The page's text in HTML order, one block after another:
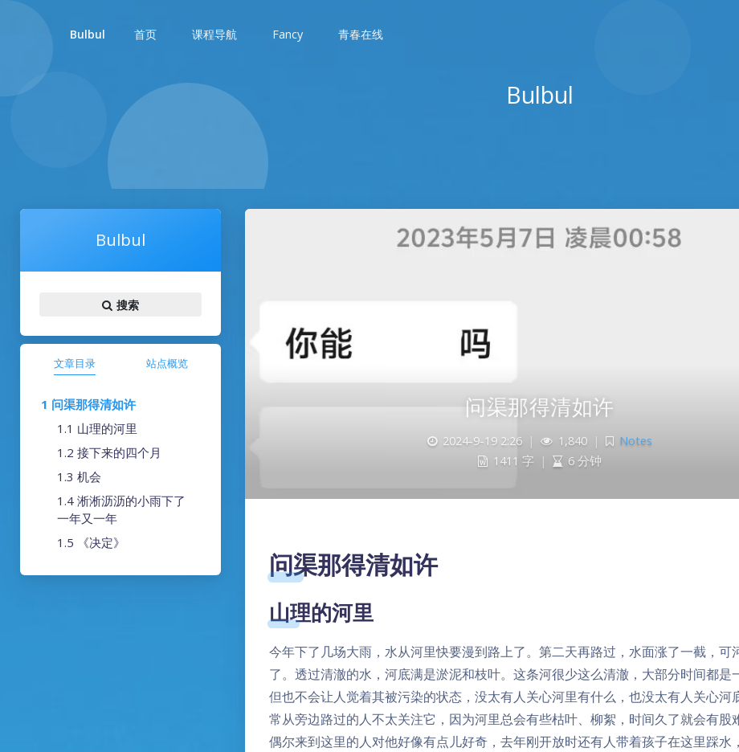
Bulbul 首页 课程导航 Fancy 青春在线
Bulbul
Bulbul
搜索
文章目录 站点概览
问渠那得清如许
山理的河里
接下来的四个月
机会
淅淅沥沥的小雨下了
一年又一年
《决定》
问渠那得清如许
2024-9-19 2:26 | 1,840 |
Notes
1411 字
| 6 分钟
问渠那得清如许
山理的河里
今年下了几场大雨，水从河里快要漫到路上了。第二天再路过，水面涨了一截，可
了。透过清澈的水，河底满是淤泥和枝叶。这条河很少这么清澈，大部分时间都是
但也不会让人觉着其被污染的状态，没太有人关心河里有什么，也没太有人关心河
常从旁边路过的人不太关注它，因为河里总会有些枯叶、柳絮，时间久了就会有股
偶尔来到这里的人对他好像有点儿好奇，去年刚开放时还有人带着孩子在这里踩水